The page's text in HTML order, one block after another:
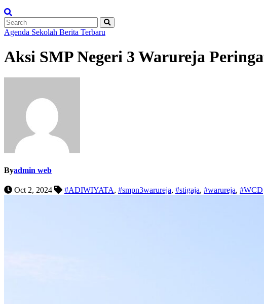
Agenda Sekolah Berita Terbaru
Aksi SMP Negeri 3 Warureja
Byadmin web
Oct 2, 2024 #ADIWIYATA, #smpn3warureja, #stigaja, #warureja, #WCD